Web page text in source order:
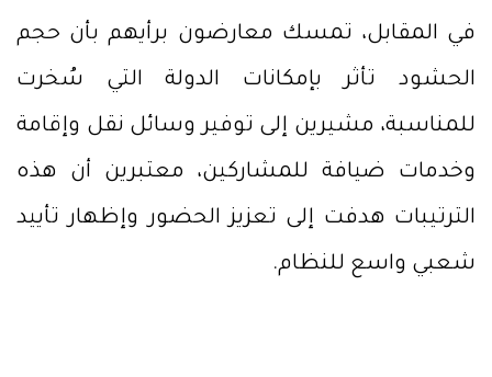
في المقابل، تمسك معارضون برأيهم بأن حجم
الحشود تأثر بإمكانات الدولة التي سُخرت
للمناسبة، مشيرين إلى توفير وسائل نقل وإقامة
وخدمات ضيافة للمشاركين، معتبرين أن هذه
الترتيبات هدفت إلى تعزيز الحضور وإظهار تأييد
شعبي واسع للنظام.